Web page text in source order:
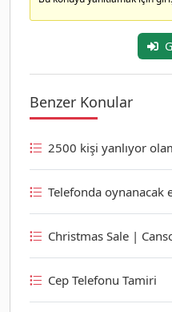
Benzer Konular
2500 kişi yanlıyor
Telefonda oynanacak
Christmas Sale |
Cep Telefonu Tamiri